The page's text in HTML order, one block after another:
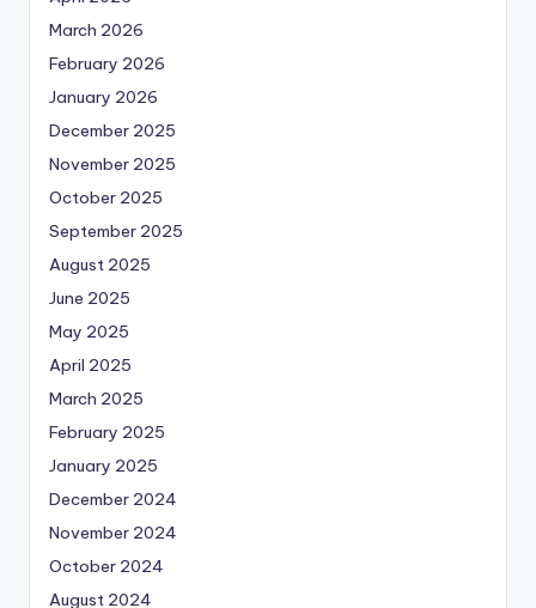
March 2026
February 2026
January 2026
December 2025
November 2025
October 2025
September 2025
August 2025
June 2025
May 2025
April 2025
March 2025
February 2025
January 2025
December 2024
November 2024
October 2024
August 2024